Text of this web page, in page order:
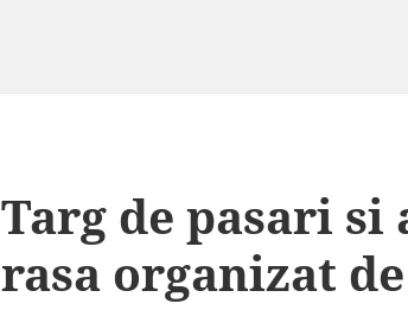
Targ de pasari si
rasa organizat